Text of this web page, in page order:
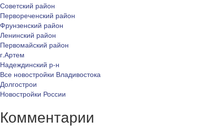
Советский район
Первореченский район
Фрунзенский район
Ленинский район
Первомайский район
г.Артем
Надеждинский р-н
Все новостройки Владивостока
Долгострои
Новостройки России
Комментарии